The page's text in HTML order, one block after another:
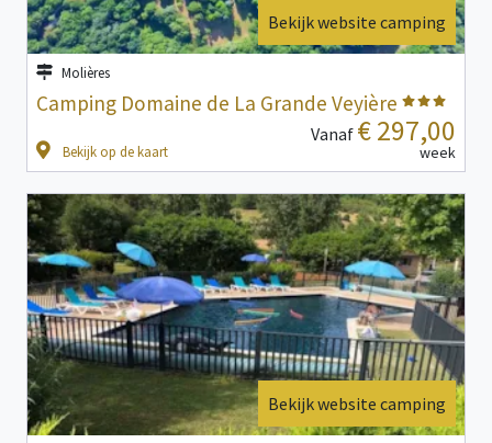
Bekijk website camping
Molières
Camping Domaine de La Grande Veyière
Bekijk op de kaart
Vanaf € 297,00
week
Bekijk website camping